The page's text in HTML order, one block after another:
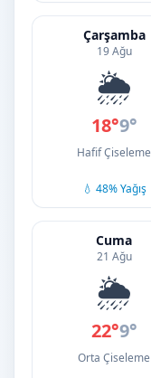
Çarşamba
19 Ağu
🌦️
18°9°
Hafif Çiseleme
💧 48% Yağış
Cuma
21 Ağu
🌦️
22°9°
Orta Çiseleme